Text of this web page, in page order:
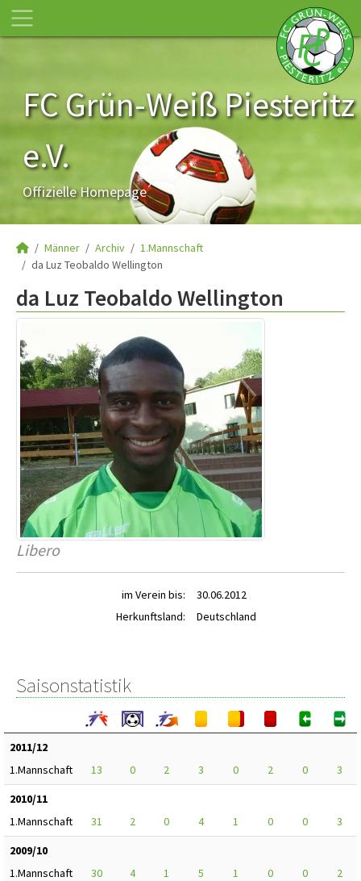
FC Grün-Weiß Piesteritz
e.V.
Offizielle Homepage
Männer Archiv
1.Mannschaft
da Luz Teobaldo Wellington
da Luz Teobaldo Wellington
Libero
im Verein bis:
30.06.2012
Herkunftsland:
Deutschland
Saisonstatistik
2011/12
1.Mannschaft
13 0 2 3 0 2 0
3
2010/11
1.Mannschaft
31 2 0 4 1 0 0
3
2009/10
1.Mannschaft
30 4 1 5 1 0 0
2